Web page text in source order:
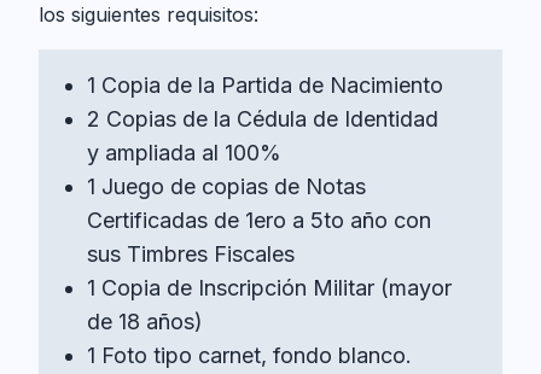
los siguientes requisitos:
1 Copia de la Partida de Nacimiento
2 Copias de la Cédula de Identidad
y ampliada al 100%
1 Juego de copias de Notas
Certificadas de 1ero a 5to año con
sus Timbres Fiscales
1 Copia de Inscripción Militar (mayor
de 18 años)
1 Foto tipo carnet, fondo blanco.